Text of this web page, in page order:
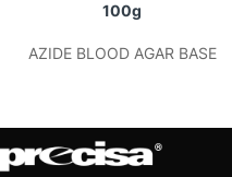
100g
AZIDE BLOOD AGAR BASE